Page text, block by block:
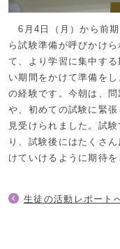
6月4日（月）から前
ら試験準備が呼びかけ
て、より学習に集中す
い期間をかけて準備を
の経験です。今朝は、
や、初めての試験に緊
見受けられました。試
り、試験後にはたくさ
けていけるように期待を
生徒の活動レポート